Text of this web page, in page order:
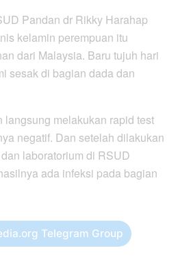
Pandan dr Rikky Harahap
kelamin perempuan itu
dari Malaysia. Baru tujuh hari
sesak di bagian dada dan
langsung melakukan rapid test
negatif. Dan setelah dilakukan
laboratorium di RSUD
ada infeksi pada bagian
Telegram Group